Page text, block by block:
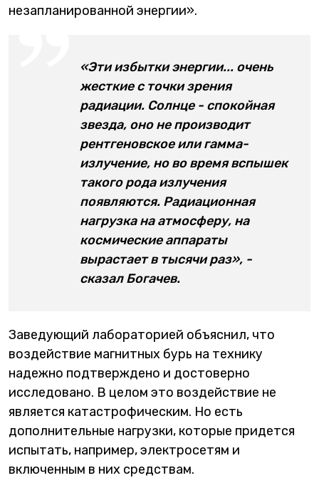
незапланированной энергии».
«Эти избытки энергии... очень
жесткие с точки зрения
радиации. Солнце - спокойная
звезда, оно не производит
рентгеновское или гамма-
излучение, но во время вспышек
такого рода излучения
появляются. Радиационная
нагрузка на атмосферу, на
космические аппараты
вырастает в тысячи раз», -
сказал Богачев.
Заведующий лабораторией объяснил, что
воздействие магнитных бурь на технику
надежно подтверждено и достоверно
исследовано. В целом это воздействие не
является катастрофическим. Но есть
дополнительные нагрузки, которые придется
испытать, например, электросетям и
включенным в них средствам.